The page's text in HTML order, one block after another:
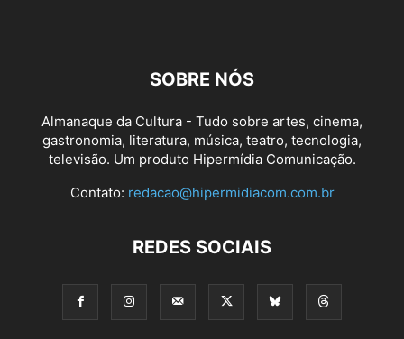
SOBRE NÓS
Almanaque da Cultura - Tudo sobre artes, cinema,
gastronomia, literatura, música, teatro, tecnologia,
televisão. Um produto Hipermídia Comunicação.
Contato: redacao@hipermidiacom.com.br
REDES SOCIAIS